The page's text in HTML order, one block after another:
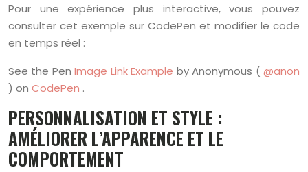
Pour une expérience plus interactive, vous pouvez
consulter cet exemple sur CodePen et modifier le code
en temps réel :
See the PenImage Link Example by Anonymous (@anon
) on CodePen .
PERSONNALISATION ET STYLE :
AMÉLIORER L’APPARENCE ET LE
COMPORTEMENT